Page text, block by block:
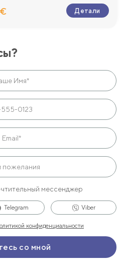
Детали
мессенджер
Telegram Viber
конфиденциальности